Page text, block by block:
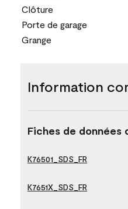
Clôture
Porte de garage
Grange
Information
Fiches de données
K76501_SDS_FR
K7651X_SDS_FR